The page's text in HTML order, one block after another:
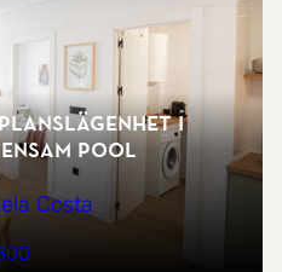
i
pool
Costa